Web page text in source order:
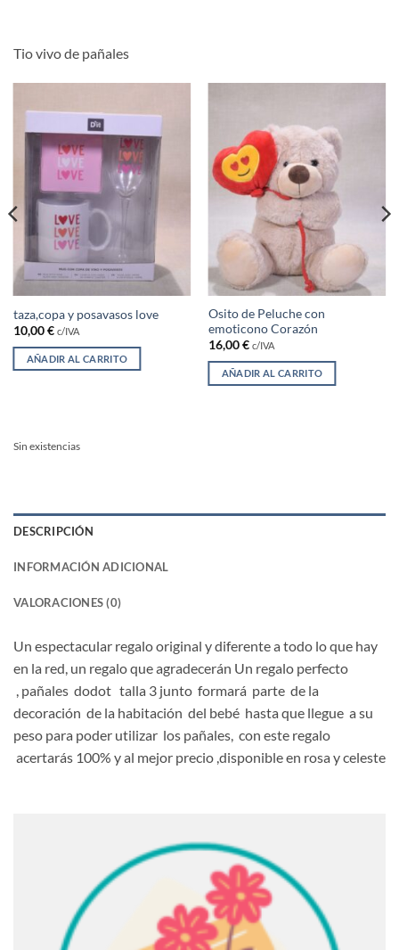
Tio vivo de pañales
taza,copa y posavasos love
10,00€ c/IVA
AÑADIR AL CARRITO
Osito de Peluche con
emoticono Corazón
16,00€ c/IVA
AÑADIR AL CARRITO
Sin existencias
DESCRIPCIÓN
INFORMACIÓN ADICIONAL
VALORACIONES (0)
Un espectacular regalo original y diferente a todo lo que hay
en la red, un regalo que agradecerán Un regalo perfecto
, pañales dodot talla 3 junto formará parte de la
decoración de la habitación del bebé hasta que llegue a su
peso para poder utilizar los pañales, con este regalo
acertarás 100% y al mejor precio ,disponible en rosa y celeste